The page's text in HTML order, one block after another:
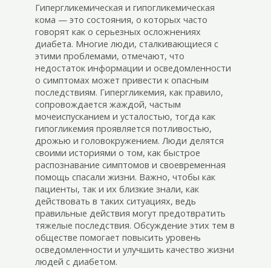
Гипергликемическая и гипогликемическая
кома — это состояния, о которых часто
говорят как о серьезных осложнениях
диабета. Многие люди, сталкивающиеся с
этими проблемами, отмечают, что
недостаток информации и осведомленности
о симптомах может привести к опасным
последствиям. Гипергликемия, как правило,
сопровождается жаждой, частым
мочеиспусканием и усталостью, тогда как
гипогликемия проявляется потливостью,
дрожью и головокружением. Люди делятся
своими историями о том, как быстрое
распознавание симптомов и своевременная
помощь спасали жизни. Важно, чтобы как
пациенты, так и их близкие знали, как
действовать в таких ситуациях, ведь
правильные действия могут предотвратить
тяжелые последствия. Обсуждение этих тем в
обществе помогает повысить уровень
осведомленности и улучшить качество жизни
людей с диабетом.